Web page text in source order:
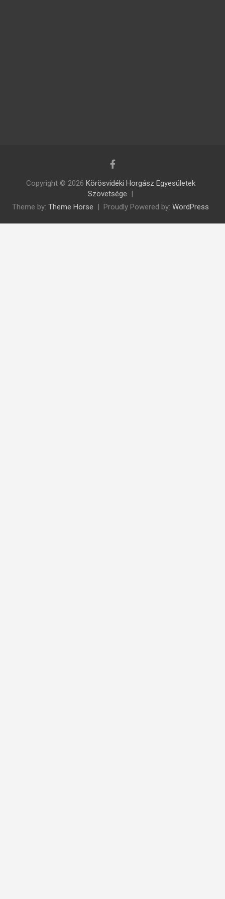
Copyright © 2026 Körösvidéki Horgász Egyesületek
Szövetsége
Theme by: Theme Horse Proudly Powered by: WordPress